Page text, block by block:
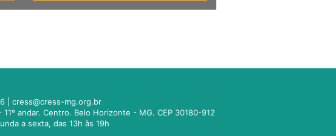
|cress@cress-mg.org.br
11º andar. Centro. Belo Horizonte - MG. CEP 30180-912
a sexta, das 13h às 19h